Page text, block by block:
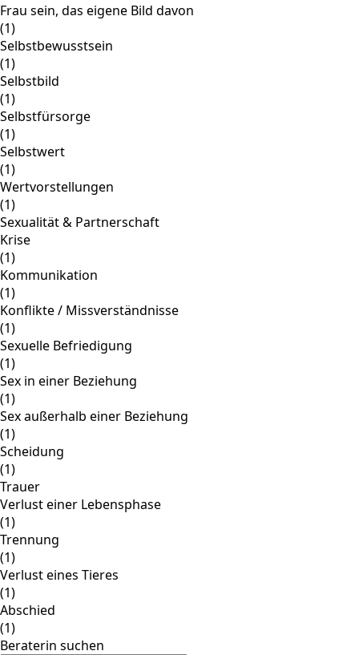
Frau sein, das eigene Bild davon
(1)
Selbstbewusstsein
(1)
Selbstbild
(1)
Selbstfürsorge
(1)
Selbstwert
(1)
Wertvorstellungen
(1)
Sexualität & Partnerschaft
Krise
(1)
Kommunikation
(1)
Konflikte / Missverständnisse
(1)
Sexuelle Befriedigung
(1)
Sex in einer Beziehung
(1)
Sex außerhalb einer Beziehung
(1)
Scheidung
(1)
Trauer
Verlust einer Lebensphase
(1)
Trennung
(1)
Verlust eines Tieres
(1)
Abschied
(1)
Beraterin suchen